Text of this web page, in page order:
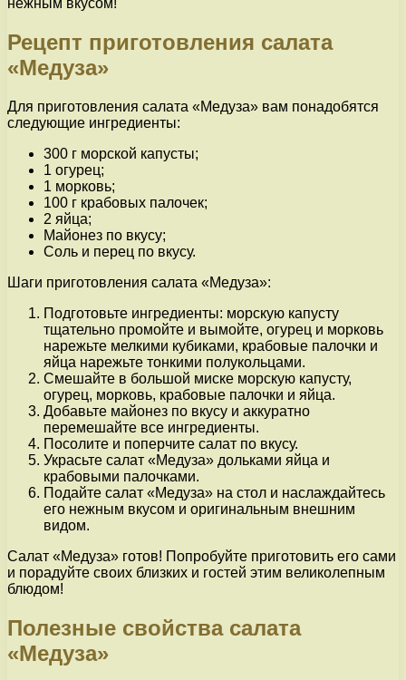
нежным вкусом!
Рецепт приготовления салата
«Медуза»
Для приготовления салата «Медуза» вам понадобятся
следующие ингредиенты:
300 г морской капусты;
1 огурец;
1 морковь;
100 г крабовых палочек;
2 яйца;
Майонез по вкусу;
Соль и перец по вкусу.
Шаги приготовления салата «Медуза»:
Подготовьте ингредиенты: морскую капусту
тщательно промойте и вымойте, огурец и морковь
нарежьте мелкими кубиками, крабовые палочки и
яйца нарежьте тонкими полукольцами.
Смешайте в большой миске морскую капусту,
огурец, морковь, крабовые палочки и яйца.
Добавьте майонез по вкусу и аккуратно
перемешайте все ингредиенты.
Посолите и поперчите салат по вкусу.
Украсьте салат «Медуза» дольками яйца и
крабовыми палочками.
Подайте салат «Медуза» на стол и наслаждайтесь
его нежным вкусом и оригинальным внешним
видом.
Салат «Медуза» готов! Попробуйте приготовить его сами
и порадуйте своих близких и гостей этим великолепным
блюдом!
Полезные свойства салата
«Медуза»